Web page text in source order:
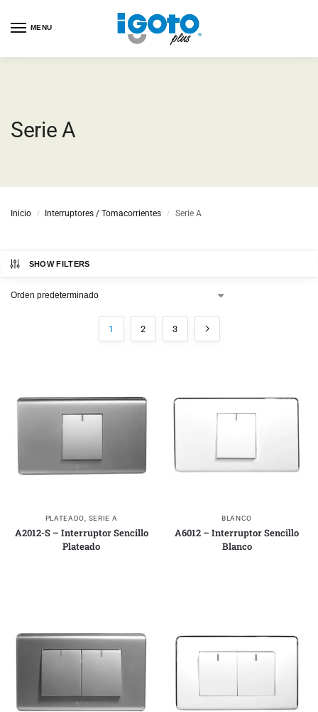
MENU
Serie A
Inicio / Interruptores / Tomacorrientes / Serie A
SHOW FILTERS
1 2 3
PLATEADO SERIE A
A2012-S – Interruptor Sencillo
Plateado
BLANCO
A6012 – Interruptor Sencillo
Blanco